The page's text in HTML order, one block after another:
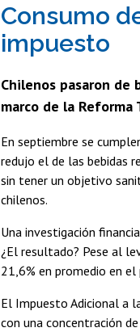
Consumo
impuesto
Chilenos pasaron
marco de la
En septiembre se
redujo el de las bebidas
sin tener un objetivo
chilenos.
Una investigación
¿El resultado? Pese al
21,6% en promedio en
El Impuesto Adicional a
con una concentración